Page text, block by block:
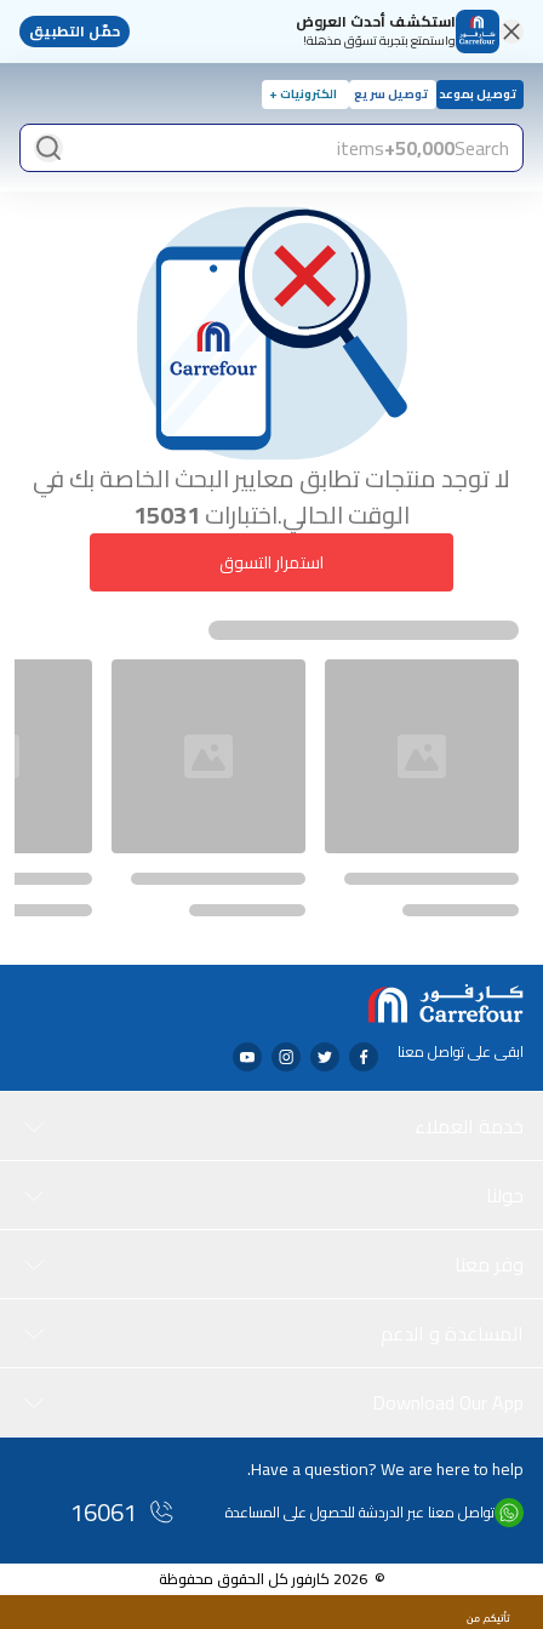
استكشف أحدث العروض
واستمتع بتجربة تسوّق مذهلة! حمّل التطبيق
توصيل بموعد توصيل سريع الكترونيات +
Search
50,000+
items
لا توجد منتجات تطابق معايير البحث الخاصة بك في
الوقت الحالي.اختبارات15031
استمرار التسوق
ابقى على تواصل معنا
Have a question? We are here to help.
تواصل معنا عبر الدردشة للحصول على المساعدة 16061
© 2026 كارفور كل الحقوق محفوظة